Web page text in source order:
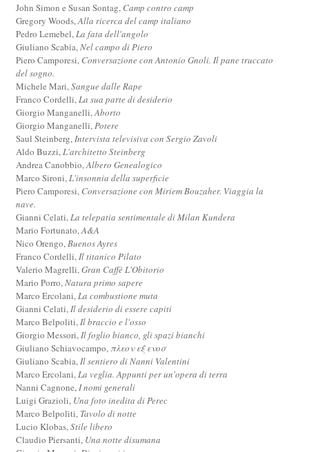
John Simon e Susan Sontag, Camp contro camp
Gregory Woods,Alla ricerca del camp italiano
Pedro Lemebel,La fata dell'angolo
Giuliano Scabia,Nel campo di Piero
Piero Camporesi, Conversazione con Antonio Gnoli. Il pane truccato
del sogno.
Michele Mari,Sangue dalle Rape
Franco Cordelli,La sua parte di desiderio
Giorgio Manganelli,Aborto
Giorgio Manganelli,Potere
Saul Steinberg,Intervista televisiva con Sergio Zavoli
Aldo Buzzi,L'architetto Steinberg
Andrea Canobbio,Albero Genealogico
Marco Sironi,L'insonnia della superficie
Piero Camporesi, Conversazione con Miriem Bouzaher. Viaggia la
nave.
Gianni Celati,La telepatia sentimentale di Milan Kundera
Mario Fortunato,A&A
Nico Orengo,Buenos Ayres
Franco Cordelli,Il titanico Pilato
Valerio Magrelli,Gran Caffè L'Obitorio
Mario Porro,Natura primo sapere
Marco Ercolani,La combustione muta
Gianni Celati,Il desiderio di essere capiti
Marco Belpoliti,Il braccio e l'osso
Giorgio Messori,Il foglio bianco, gli spazi bianchi
Giuliano Schiavocampo,πλεον εξ ενοσ
Giuliano Scabia,Il sentiero di Nanni Valentini
Marco Ercolani,La veglia. Appunti per un'opera di terra
Nanni Cagnone,I nomi generali
Luigi Grazioli, Una foto inedita di Perec
Marco Belpoliti, Tavolo di notte
Lucio Klobas,Stile libero
Claudio Piersanti, Una notte disumana